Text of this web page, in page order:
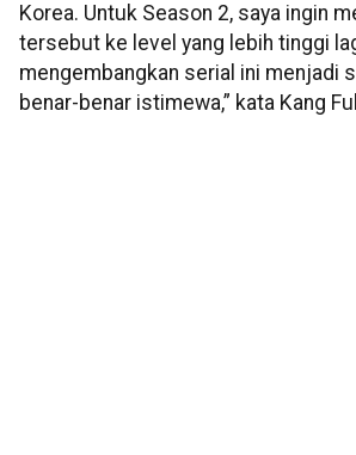
Korea. Untuk Season 2, saya ingin
tersebut ke level yang lebih tinggi
mengembangkan serial ini menjadi
benar-benar istimewa,” kata Kang